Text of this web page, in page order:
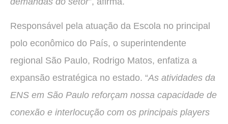
Responsável pela atuação da Escola no principal
polo econômico do País, o superintendente
regional São Paulo, Rodrigo Matos, enfatiza a
expansão estratégica no estado. “As atividades da
ENS em São Paulo reforçam nossa capacidade de
conexão e interlocução com os principais players